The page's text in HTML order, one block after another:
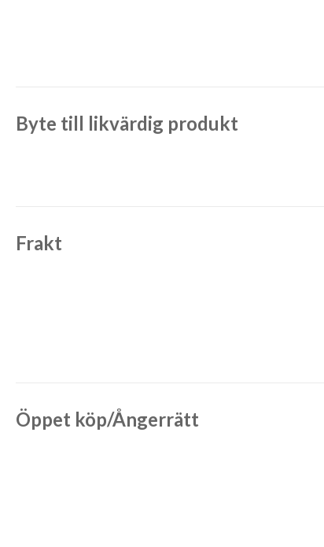
Byte till likvärdig produkt
Frakt
Öppet köp/Ångerrätt